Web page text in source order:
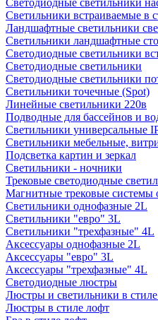
Светодиодные светильники
Светильники встраиваемые в
Ландшафтные светильники
Светильники ландшафтные
Светодиодные светильники
Светодиодные светильники
Светодиодные светильники
Светильники точечные (Spot)
Линейные светильники 220в
Подводные для бассейнов и
Светильники универсальные
Светильники мебельные,
Подсветка картин и зеркал
Светильники - ночники
Трековые светодиодные
Магнитные трековые системы
Светильники однофазные 2L
Светильники "евро" 3L
Светильники "трехфазные" 4L
Аксессуары однофазные 2L
Аксессуары "евро" 3L
Аксессуары "трехфазные" 4L
Светодиодные люстры
Люстры и светильники в
Люстры в стиле лофт